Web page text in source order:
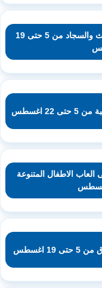
عروض ايه اند اتش على الاثاث والسجاد من 5 حتى 19
اغسطس
الاطفال المتنوعة
اغسطس